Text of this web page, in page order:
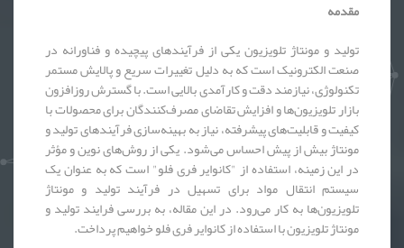
مقدمه
تولید و مونتاژ تلویزیون یکی از فرآیندهای پیچیده و فناورانه در
صنعت الکترونیک است که به دلیل تغییرات سریع و پالایش مستمر
تکنولوژی، نیازمند دقت و کارآمدی بالایی است. با گسترش روزافزون
بازار تلویزیون‌ها و افزایش تقاضای مصرف‌کنندگان برای محصولات با
کیفیت و قابلیت‌های پیشرفته، نیاز به بهینه‌سازی فرآیندهای تولید و
مونتاژ بیش از پیش احساس می‌شود. یکی از روش‌های نوین و مؤثر
در این زمینه، استفاده از "کانوایر فری فلو" است که به عنوان یک
سیستم انتقال مواد برای تسهیل در فرآیند تولید و مونتاژ
تلویزیون‌ها به کار می‌رود. در این مقاله، به بررسی فرایند تولید و
مونتاژ تلویزیون با استفاده از کانوایر فری فلو خواهیم پرداخت.